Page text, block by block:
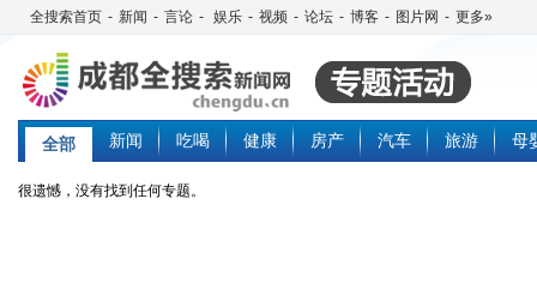
全搜索首页 - 新闻 - 言论 - 娱乐 - 视频 - 论坛 - 博客 - 图片网 - 更多»
全部 新闻 吃喝 健康 房产 汽车 旅游 母
很遗憾，没有找到任何专题。